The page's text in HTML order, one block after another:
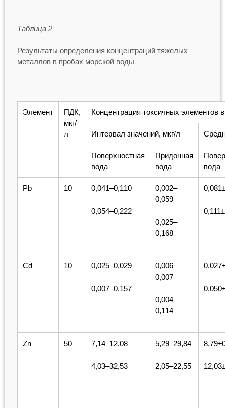
Таблица 2
Результаты определения концентраций тяжелых
металлов в пробах морской воды
Элемент
ПДК,
мкг/
л
Концентрация токсичных элементов
Интервал значений, мкг/л
Поверхностная
вода
Придонная
вода
вода
Pb 10 0,041–0,110
0,054–0,222
0,002–
0,059
0,025–
0,168
Cd 10 0,025–0,029
0,007–0,157
0,006–
0,007
0,004–
0,114
Zn 50 7,14–12,08
4,03–32,53
5,29–29,84
2,05–22,55